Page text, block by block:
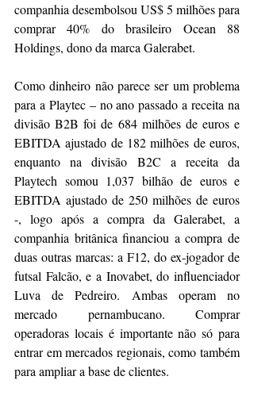
companhia desembolsou US$ 5 milhões para
comprar 40% do brasileiro Ocean 88
Holdings, dono da marca Galerabet.
Como dinheiro não parece ser um problema
para a Playtec – no ano passado a receita na
divisão B2B foi de 684 milhões de euros e
EBITDA ajustado de 182 milhões de euros,
enquanto na divisão B2C a receita da
Playtech somou 1,037 bilhão de euros e
EBITDA ajustado de 250 milhões de euros
-, logo após a compra da Galerabet, a
companhia britânica financiou a compra de
duas outras marcas: a F12, do ex-jogador de
futsal Falcão, e a Inovabet, do influenciador
Luva de Pedreiro. Ambas operam no
mercado pernambucano. Comprar
operadoras locais é importante não só para
entrar em mercados regionais, como também
para ampliar a base de clientes.